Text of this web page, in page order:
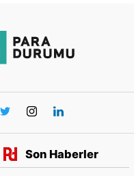
Son Haberler